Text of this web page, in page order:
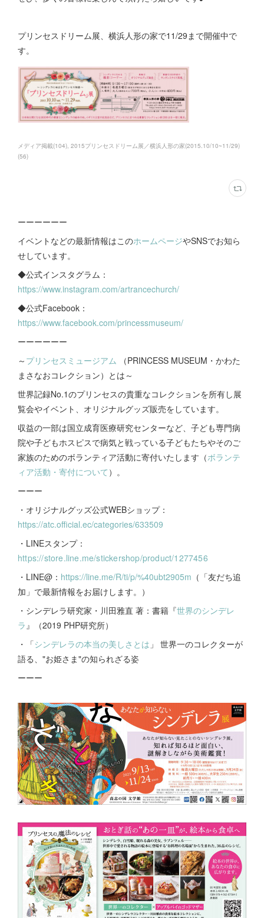
プリンセスドリーム展、横浜人形の家で11/29まで開催中で
す。
メディア掲載(104) 2015プリンセスドリーム展／横浜人形の家(2015.10/10~11/29)
(56)
ーーーーーー
イベントなどの最新情報はこのホームページやSNSでお知ら
せしています。
◆公式インスタグラム：
https://www.instagram.com/artrancechurch/
◆公式Facebook：
https://www.facebook.com/princessmuseum/
ーーーーーー
～ プリンセスミュージアム （PRINCESS MUSEUM・かわた
まさなおコレクション）とは～
世界記録No.1のプリンセスの貴重なコレクションを所有し展
覧会やイベント、オリジナルグッズ販売をしています。
収益の一部は国立成育医療研究センターなど、子ども専門病
院や子どもホスピスで病気と戦っている子どもたちやそのご
家族のためのボランティア活動に寄付いたします（ボランテ
ィア活動・寄付について ）。
ーーー
・オリジナルグッズ公式WEBショップ：
https://atc.official.ec/categories/633509
・LINEスタンプ：
https://store.line.me/stickershop/product/1277456
・LINE@： https://line.me/R/ti/p/%40ubt2905m （「友だち追
加」で最新情報をお届けします。）
・シンデレラ研究家・川田雅直 著：書籍『世界のシンデレ
ラ 』（2019 PHP研究所）
・「シンデレラの本当の美しさとは 」 世界一のコレクターが
語る、"お姫さま"の知られざる姿
ーーー